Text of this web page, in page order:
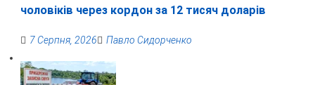
чоловіків через кордон за 12 тисяч доларів
7 Серпня, 2026 Павло Сидорченко